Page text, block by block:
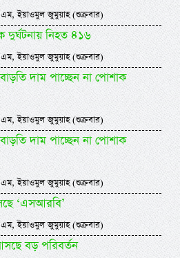
ইয়াওমুল জুমুয়াহ (শুক্রবার)
নিহত ৪১৬
ইয়াওমুল জুমুয়াহ (শুক্রবার)
দাম পাচ্ছেন না পোশাক
ইয়াওমুল জুমুয়াহ (শুক্রবার)
দাম পাচ্ছেন না পোশাক
ইয়াওমুল জুমুয়াহ (শুক্রবার)
‘এসআরবি’
ইয়াওমুল জুমুয়াহ (শুক্রবার)
বড় পরিবর্তন